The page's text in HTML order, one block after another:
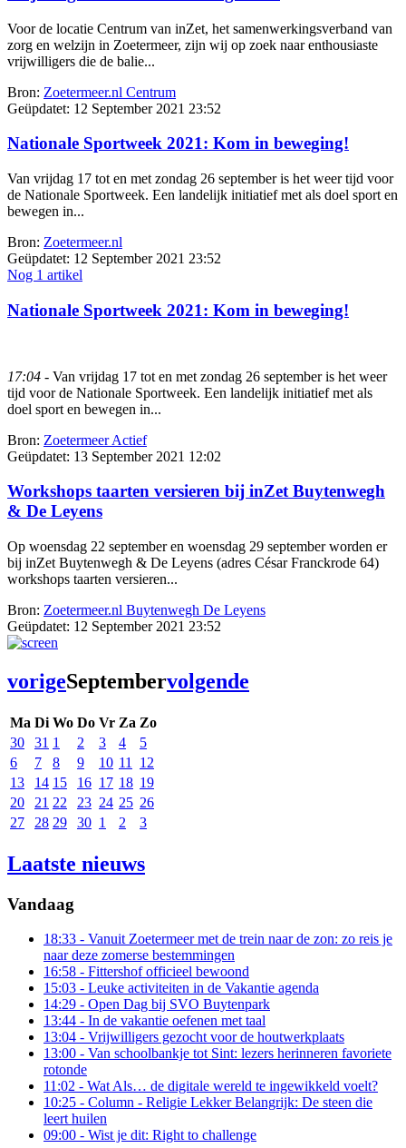
Voor de locatie Centrum van inZet, het samenwerkingsverband van
zorg en welzijn in Zoetermeer, zijn wij op zoek naar enthousiaste
vrijwilligers die de balie...
Bron: Zoetermeer.nl Centrum
Geüpdatet: 12 September 2021 23:52
Nationale Sportweek 2021: Kom in beweging!
Van vrijdag 17 tot en met zondag 26 september is het weer tijd voor
de Nationale Sportweek. Een landelijk initiatief met als doel sport en
bewegen in...
Bron: Zoetermeer.nl
Geüpdatet: 12 September 2021 23:52
Nog 1 artikel
Nationale Sportweek 2021: Kom in beweging!
17:04 - Van vrijdag 17 tot en met zondag 26 september is het weer
tijd voor de Nationale Sportweek. Een landelijk initiatief met als
doel sport en bewegen in...
Bron: Zoetermeer Actief
Geüpdatet: 13 September 2021 12:02
Workshops taarten versieren bij inZet Buytenwegh
& De Leyens
Op woensdag 22 september en woensdag 29 september worden er
bij inZet Buytenwegh & De Leyens (adres César Franckrode 64)
workshops taarten versieren...
Bron: Zoetermeer.nl Buytenwegh De Leyens
Geüpdatet: 12 September 2021 23:52
vorigeSeptembervolgende
Ma Di Wo Do Vr Za Zo
30
31 1 2 3 4
5
6
7 8 9 10 11
12
13
14 15 16 17 18 19
20
21 22 23 24 25 26
27
28 29 30 1 2 3
Laatste nieuws
Vandaag
18:33 - Vanuit Zoetermeer met de trein naar de zon: zo reis je
naar deze zomerse bestemmingen
16:58 - Fittershof officieel bewoond
15:03 - Leuke activiteiten in de Vakantie agenda
14:29 - Open Dag bij SVO Buytenpark
13:44 - In de vakantie oefenen met taal
13:04 - Vrijwilligers gezocht voor de houtwerkplaats
13:00 - Van schoolbankje tot Sint: lezers herinneren favoriete
rotonde
11:02 - Wat Als… de digitale wereld te ingewikkeld voelt?
10:25 - Column - Religie Lekker Belangrijk: De steen die
leert huilen
09:00 - Wist je dit: Right to challenge